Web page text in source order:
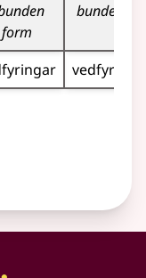
form
bunden